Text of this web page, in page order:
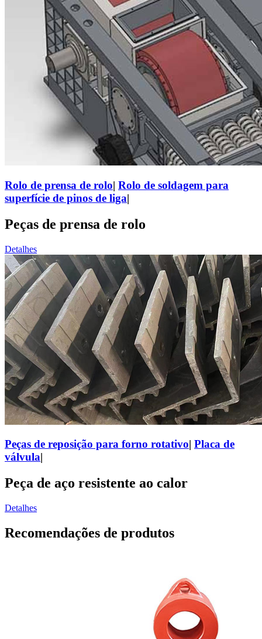
Rolo de prensa de rolo| Rolo de soldagem para
superfície de pinos de liga|
Peças de prensa de rolo
Detalhes
Peças de reposição para forno rotativo| Placa de
válvula|
Peça de aço resistente ao calor
Detalhes
Recomendações de produtos